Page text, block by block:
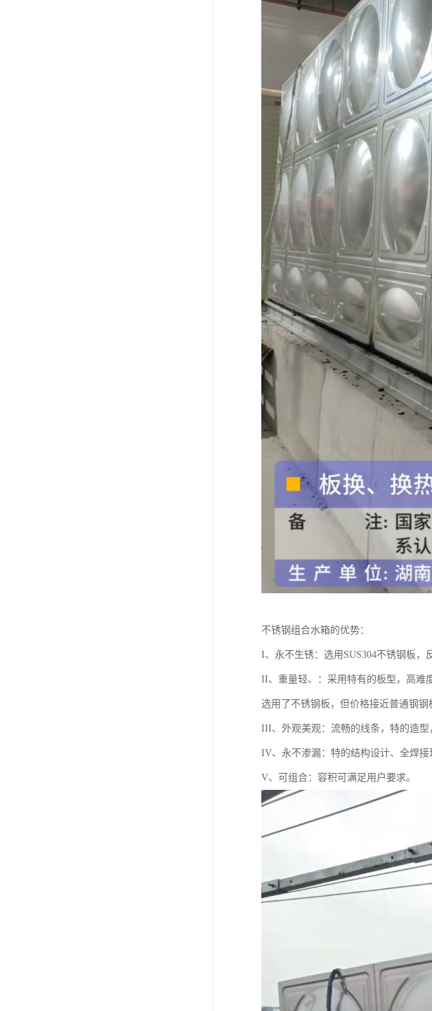
不锈钢组合水箱的优势：
I、永不生锈：选用SUS304不锈钢板，
II、重量轻、：采用特有的板型，高难
选用了不锈钢板，但价格接近普通钢钢
III、外观美观：流畅的线条，特的造型
IV、永不渗漏：特的结构设计、全焊
V、可组合：容积可满足用户要求。